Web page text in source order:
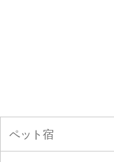
ペット宿